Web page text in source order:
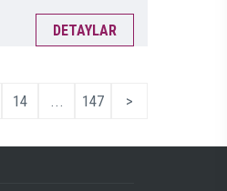
DETAYLAR
14 ... 147 >